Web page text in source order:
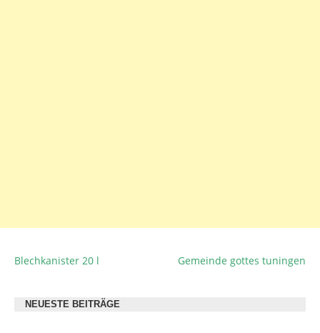
BEITRAGSNAVIGATION
Blechkanister 20 l Gemeinde gottes tuningen
NEUESTE BEITRÄGE